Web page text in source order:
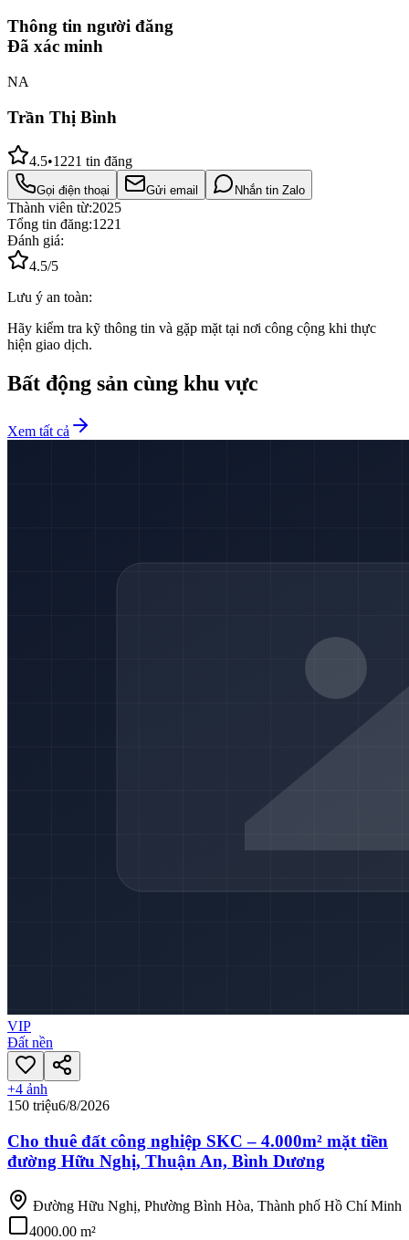
Thông tin người đăng
Đã xác minh
NA
Trần Thị Bình
4.5•1221 tin đăng
Gọi điện thoại Gửi email Nhắn tin Zalo
Thành viên từ:2025
Tổng tin đăng:1221
Đánh giá:
4.5/5
Lưu ý an toàn:
Hãy kiểm tra kỹ thông tin và gặp mặt tại nơi công cộng khi thực
hiện giao dịch.
Bất động sản cùng khu vực
Xem tất cả
VIP
Đất nền
+4 ảnh
150 triệu6/8/2026
Cho thuê đất công nghiệp SKC – 4.000m² mặt tiền
đường Hữu Nghị, Thuận An, Bình Dương
Đường Hữu Nghị, Phường Bình Hòa, Thành phố Hồ Chí Minh
4000.00 m²